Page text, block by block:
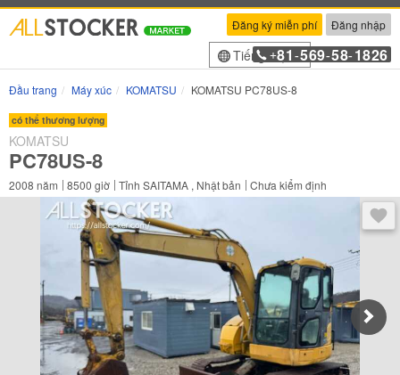
Đăng ký miễn phí Đăng nhập
Tiếng Việt
+81 -569-58-1826
Đầu trang Máy xúc KOMATSU KOMATSU PC78US-8
có thể thương lượng
KOMATSU
PC78US-8
2008 năm 8500 giờ Tỉnh SAITAMA , Nhật bản Chưa kiểm định